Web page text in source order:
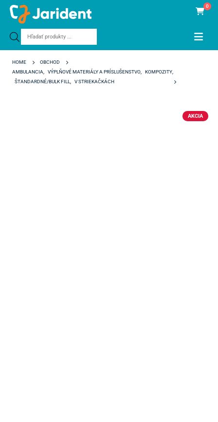
Products
0
HOME
OBCHOD
AMBULANCIA, VÝPLŇOVÉ MATERIÁLY A PRÍSLUŠENSTVO, KOMPOZITY,
ŠTANDARDNÉ/BULK FILL,
V STRIEKAČKÁCH
AKCIA